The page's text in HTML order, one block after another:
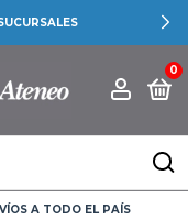
0
A TODO EL PAÍS